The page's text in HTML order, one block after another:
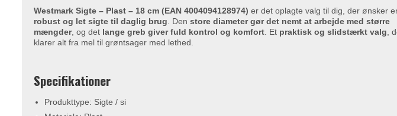
Westmark Sigte – Plast – 18 cm (EAN 4004094128974) er det oplagte valg til dig, der ønsker
robust og let sigte til daglig brug. Den store diameter gør det nemt at arbejde med større
mængder, og det lange greb giver fuld kontrol og komfort. Et praktisk og slidstærkt valg,
klarer alt fra mel til grøntsager med lethed.
Specifikationer
Produkttype: Sigte / si